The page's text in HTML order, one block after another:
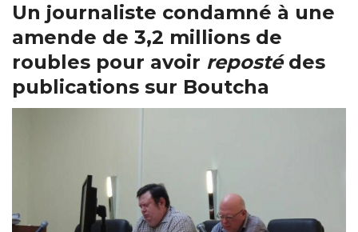
Un journaliste condamné à une
amende de 3,2 millions de
roubles pour avoir repostédes
publications sur Boutcha